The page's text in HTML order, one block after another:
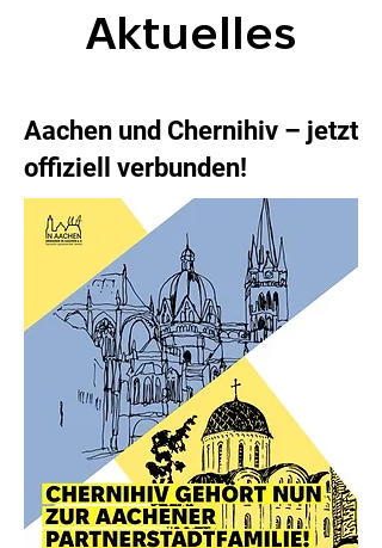
Aktuelles
Aachen und Chernihiv – jetzt
offiziell verbunden!